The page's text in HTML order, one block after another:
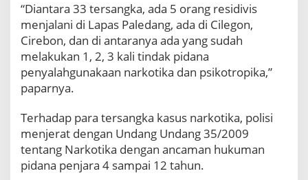
“Diantara 33 tersangka, ada 5 orang residivis
menjalani di Lapas Paledang, ada di Cilegon,
Cirebon, dan di antaranya ada yang sudah
melakukan 1, 2, 3 kali tindak pidana
penyalahgunakaan narkotika dan psikotropika,”
paparnya.
Terhadap para tersangka kasus narkotika, polisi
menjerat dengan Undang Undang 35/2009
tentang Narkotika dengan ancaman hukuman
pidana penjara 4 sampai 12 tahun.